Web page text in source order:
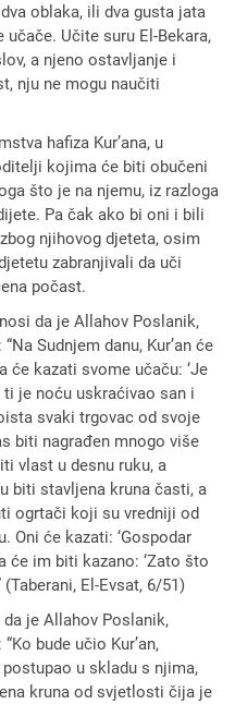
oblaka, ili dva gusta jata
Učite suru El-Bekara,
a njeno ostavljanje i
nju ne mogu naučiti
hafiza Kur’ana, u
kojima će biti obučeni
što je na njemu, iz razloga
Pa čak ako bi oni i bili
njihovog djeteta, osim
zabranjivali da uči
počast.
da je Allahov Poslanik,
Sudnjem danu, Kur’an će
će kazati svome učaču: ‘Je
je noću uskraćivao san i
svaki trgovac od svoje
biti nagrađen mnogo više
vlast u desnu ruku, a
biti stavljena kruna časti, a
ogrtači koji su vredniji od
Oni će kazati: ‘Gospodar
će im biti kazano: ‘Zato što
El-Evsat, 6/51)
je Allahov Poslanik,
bude učio Kur’an,
u skladu s njima,
kruna od svjetlosti čija je